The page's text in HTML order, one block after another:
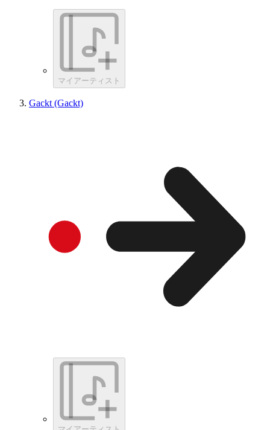
マイアーティスト
Gackt (Gackt)